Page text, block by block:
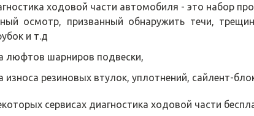
ходовой части автомобиля - это набор
осмотр, призванный обнаружить течи,
и т.д
люфтов шарниров подвески,
износа резиновых втулок, уплотнений, сайлент-
сервисах диагностика ходовой части